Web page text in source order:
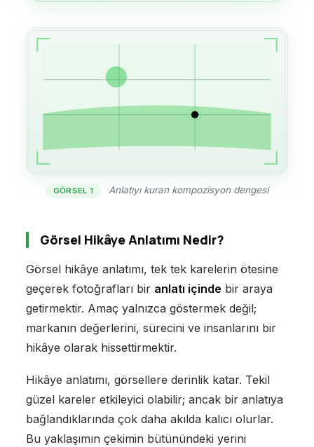
GÖRSEL 1 Anlatıyı kuran kompozisyon dengesi
Görsel Hikâye Anlatımı Nedir?
Görsel hikâye anlatımı, tek tek karelerin ötesine
geçerek fotoğrafları bir anlatı içinde bir araya
getirmektir. Amaç yalnızca göstermek değil;
markanın değerlerini, sürecini ve insanlarını bir
hikâye olarak hissettirmektir.
Hikâye anlatımı, görsellere derinlik katar. Tekil
güzel kareler etkileyici olabilir; ancak bir anlatıya
bağlandıklarında çok daha akılda kalıcı olurlar.
Bu yaklaşımın çekimin bütünündeki yerini